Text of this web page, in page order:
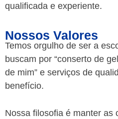
qualificada e experiente.
Nossos Valores
Temos orgulho de ser a
buscam por “conserto de
de mim” e serviços de
benefício.
Nossa filosofia é manter as